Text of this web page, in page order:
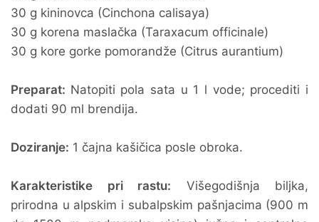
30 g kininovca (Cinchona calisaya)
30 g korena maslačka (Taraxacum officinale)
30 g kore gorke pomorandže (Citrus aurantium)
Preparat: Natopiti pola sata u 1 l vode; procediti i
dodati 90 ml brendija.
Doziranje: 1 čajna kašičica posle obroka.
Karakteristike pri rastu: Višegodišnja biljka,
prirodna u alpskim i subalpskim pašnjacima (900 m